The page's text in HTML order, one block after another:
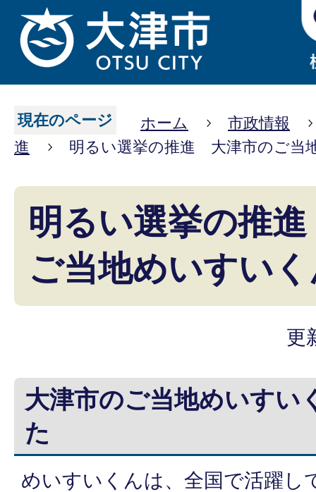
現在のページ ホーム
市政情報
進
明るい選挙の推進 大津市のご当
明るい選挙の推
ご当地めいすい
更
大津市のご当地めいすい
た
めいすいくんは、全国で活躍し